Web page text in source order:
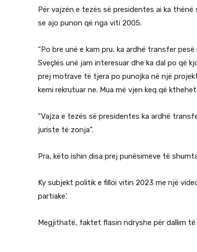
Për vajzën e tezës së presidentes ai ka
se ajo punon që nga viti 2005.
“Po bre unë e kam pru, ka ardhë transfer
Sveçlës unë jam interesuar dhe ka dal po që
prej motrave të tjera po punojka në një
kemi rekrutuar ne. Mua më vjen keq që
“Vajza e tezës së presidentes ka ardhë
juriste të zonja”.
Pra, këto ishin disa prej punësimeve të
Ky subjekt politik e filloi vitin 2023 me një
partiake’.
Megjithatë, faktet flasin ndryshe për dallim